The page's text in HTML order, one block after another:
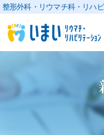
整形外科・リウマチ科・リハ